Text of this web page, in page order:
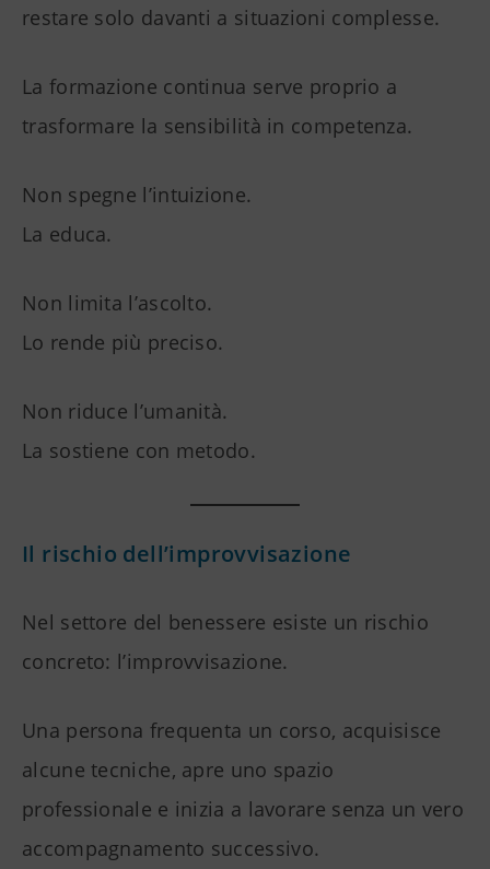
restare solo davanti a situazioni complesse.
La formazione continua serve proprio a
trasformare la sensibilità in competenza.
Non spegne l’intuizione.
La educa.
Non limita l’ascolto.
Lo rende più preciso.
Non riduce l’umanità.
La sostiene con metodo.
Il rischio dell’improvvisazione
Nel settore del benessere esiste un rischio
concreto: l’improvvisazione.
Una persona frequenta un corso, acquisisce
alcune tecniche, apre uno spazio
professionale e inizia a lavorare senza un vero
accompagnamento successivo.